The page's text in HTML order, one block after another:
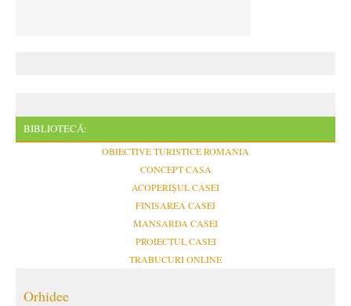
BIBLIOTECĂ:
OBIECTIVE TURISTICE ROMANIA
CONCEPT CASA
ACOPERIȘUL CASEI
FINISAREA CASEI
MANSARDA CASEI
PROIECTUL CASEI
TRABUCURI ONLINE
Orhidee